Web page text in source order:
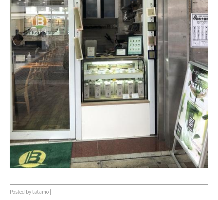
Posted by tatamo |